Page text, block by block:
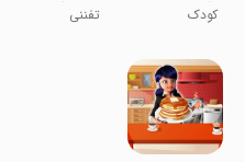
نگهبان
کودک
های نگهبان
تفننی